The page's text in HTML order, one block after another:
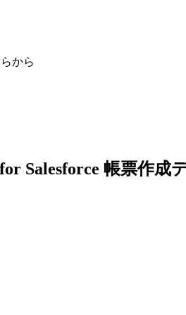
から
Salesforce 帳票作成